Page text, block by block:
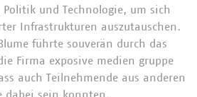
und Technologie, um sich
Infrastrukturen auszutauschen.
führte souverän durch das
Firma exposive medien gruppe
auch Teilnehmende aus anderen